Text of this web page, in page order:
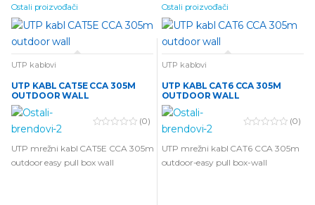
Ostali proizvođači
UTP kablovi
UTP KABL CAT5E CCA 305M
OUTDOOR WALL
u
o
(0)
UTP mrežni kabl CAT5E CCA 305m
outdoor easy pull box wall
Ostali proizvođači
UTP kablovi
UTP KABL CAT6 CCA 305M
OUTDOOR WALL
u
o
(0)
UTP mrežni kabl CAT6 CCA 305m
outdoor-easy pull box-wall